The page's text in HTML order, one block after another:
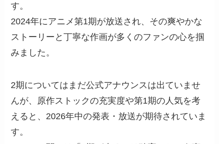
す。
2024年にアニメ第1期が放送され、その爽やかな
ストーリーと丁寧な作画が多くのファンの心を掴
みました。
2期についてはまだ公式アナウンスは出ていませ
んが、原作ストックの充実度や第1期の人気を考
えると、2026年中の発表・放送が期待されていま
す。